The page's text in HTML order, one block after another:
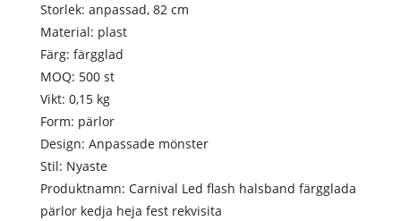
Storlek: anpassad, 82 cm
Material: plast
Färg: färgglad
MOQ: 500 st
Vikt: 0,15 kg
Form: pärlor
Design: Anpassade mönster
Stil: Nyaste
Produktnamn: Carnival Led flash halsband färgglada
pärlor kedja heja fest rekvisita